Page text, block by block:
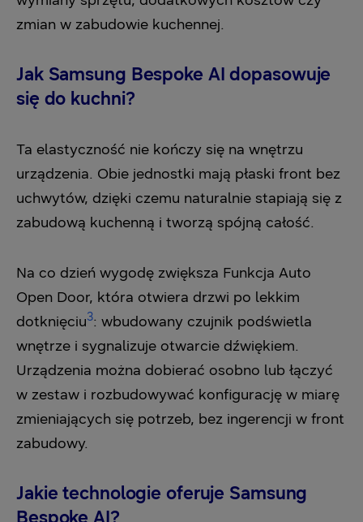
zmian w zabudowie kuchennej.
Jak Samsung Bespoke AI dopasowuje
się do kuchni?
Ta elastyczność nie kończy się na wnętrzu
urządzenia. Obie jednostki mają płaski front bez
uchwytów, dzięki czemu naturalnie stapiają się z
zabudową kuchenną i tworzą spójną całość.
Na co dzień wygodę zwiększa Funkcja Auto
Open Door, która otwiera drzwi po lekkim
dotknięciu3: wbudowany czujnik podświetla
wnętrze i sygnalizuje otwarcie dźwiękiem.
Urządzenia można dobierać osobno lub łączyć
w zestaw i rozbudowywać konfigurację w miarę
zmieniających się potrzeb, bez ingerencji w front
zabudowy.
Jakie technologie oferuje Samsung
Bespoke AI?